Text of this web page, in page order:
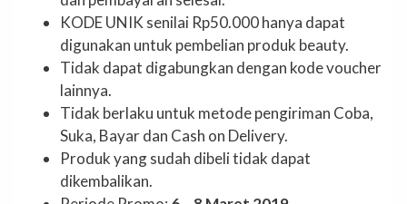
KODE UNIK senilai Rp50.000 hanya dapat
digunakan untuk pembelian produk beauty.
Tidak dapat digabungkan dengan kode voucher
lainnya.
Tidak berlaku untuk metode pengiriman Coba,
Suka, Bayar dan Cash on Delivery.
Produk yang sudah dibeli tidak dapat
dikembalikan.